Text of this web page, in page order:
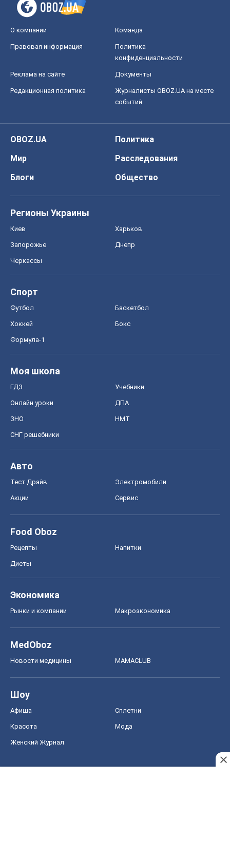
О компании Команда
Правовая информация
Политика
конфиденциальности
Реклама на сайте Документы
Редакционная политика
Журналисты OBOZ.UA на месте
событий
OBOZ.UA
Политика
Мир
Расследования
Блоги
Общество
Регионы Украины
Киев Харьков
Запорожье Днепр
Черкассы
Спорт
Футбол Баскетбол
Хоккей Бокс
Формула-1
Моя школа
ГДЗ Учебники
Онлайн уроки ДПА
ЗНО НМТ
СНГ решебники
Авто
Тест Драйв Электромобили
Акции Сервис
Food Oboz
Рецепты Напитки
Диеты
Экономика
Рынки и компании Mакроэкономика
MedOboz
Новости медицины MAMACLUB
Шоу
Афиша Сплетни
Красота Мода
Женский Журнал